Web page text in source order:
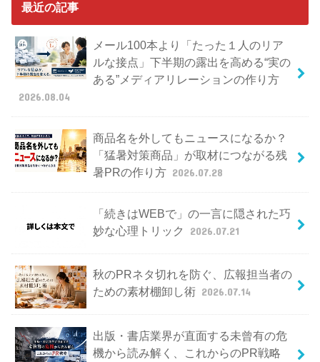
最近の記事
メール100本より「たった１人のリア
ルな接点」下半期の露出を高める“実の
ある”メディアリレーションの作り方
2026.08.04
商品名を外してもニュースになるか？
「猛暑対策商品」が取材につながる残
暑PRの作り方 2026.07.28
「続きはWEBで」の一言に隠された巧
妙な心理トリック
2026.07.21
秋のPRネタ切れを防ぐ、広報担当者の
ための素材棚卸し術 2026.07.14
出版・書店業界が直面する未曾有の危
機から読み解く、これからのPR戦略